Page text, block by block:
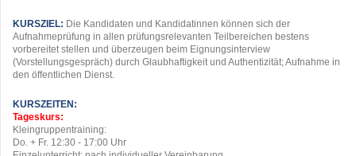
KURSZIEL: Die Kandidaten und Kandidatinnen können sich der
Aufnahmeprüfung in allen prüfungsrelevanten Teilbereichen bestens
vorbereitet stellen und überzeugen beim Eignungsinterview
(Vorstellungsgespräch) durch Glaubhaftigkeit und Authentizität; Aufnahme in
den öffentlichen Dienst.
KURSZEITEN:
Tageskurs:
Kleingruppentraining:
Do. + Fr. 12:30 - 17:00 Uhr